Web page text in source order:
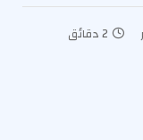
2 دقائق